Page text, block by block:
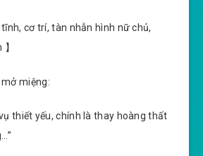
tĩnh, cơ trí, tàn nhẫn hình nữ chủ,
miệng:
thiết yếu, chính là thay hoàng thất